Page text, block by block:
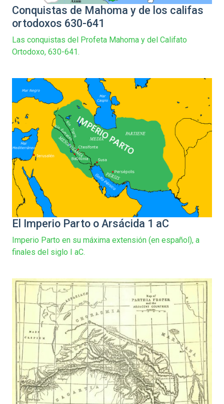
Conquistas de Mahoma y de los califas
ortodoxos 630-641
Las conquistas del Profeta Mahoma y del Califato
Ortodoxo, 630-641.
El Imperio Parto o Arsácida 1 aC
Imperio Parto en su máxima extensión (en español), a
finales del siglo I aC.